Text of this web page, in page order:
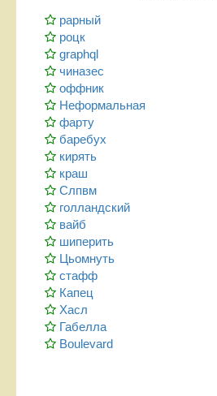
рарный
роцк
graphql
чиназес
оффник
Неформальная
фарту
баребух
кирять
краш
Слпвм
голландский
вайб
шиперить
Цьомнуть
стафф
Капец
Хасл
Габелла
Boulevard